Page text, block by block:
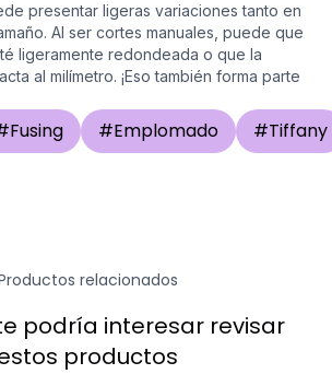
presentar ligeras variaciones tanto en
Al ser cortes manuales, puede que
ligeramente redondeada o que la
al milímetro. ¡Eso también forma parte
Fusing #Emplomado #Tiffany
relacionados
podría interesar revisar
productos